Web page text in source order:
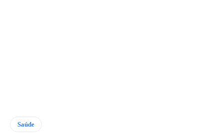
Saúde